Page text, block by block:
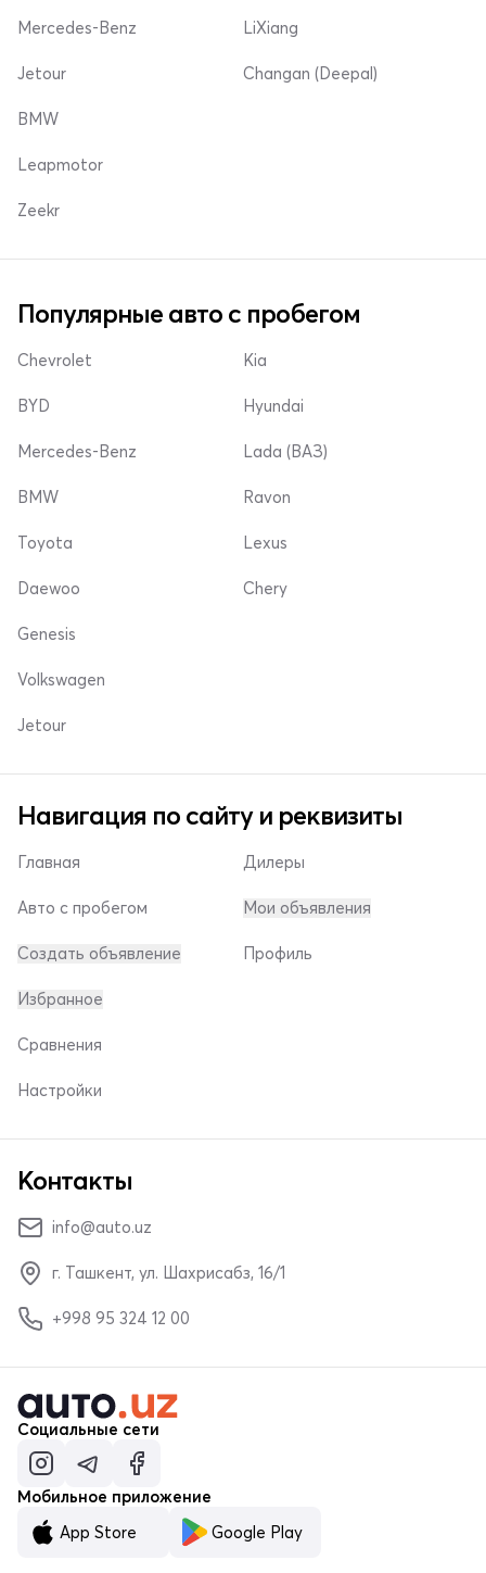
Mercedes-Benz
Jetour
LiXiang
Changan (Deepal)
BMW
Leapmotor
Zeekr
Популярные авто с пробегом
Chevrolet
BYD
Mercedes-Benz
Kia
Hyundai
Lada (ВАЗ)
BMW
Toyota
Daewoo
Ravon
Lexus
Chery
Genesis
Volkswagen
Jetour
Навигация по сайту и реквизиты
Главная
Авто с пробегом
Создать объявление
Дилеры
Мои объявления
Профиль
Избранное
Сравнения
Настройки
Контакты
info@auto.uz
г. Ташкент, ул. Шахрисабз, 16/1
+998 95 324 12 00
Социальные сети
Мобильное приложение
App Store
Google Play